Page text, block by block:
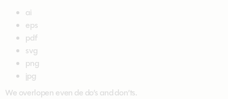
ai
eps
pdf
svg
png
jpg
We overlopen even de do’s and don’ts.